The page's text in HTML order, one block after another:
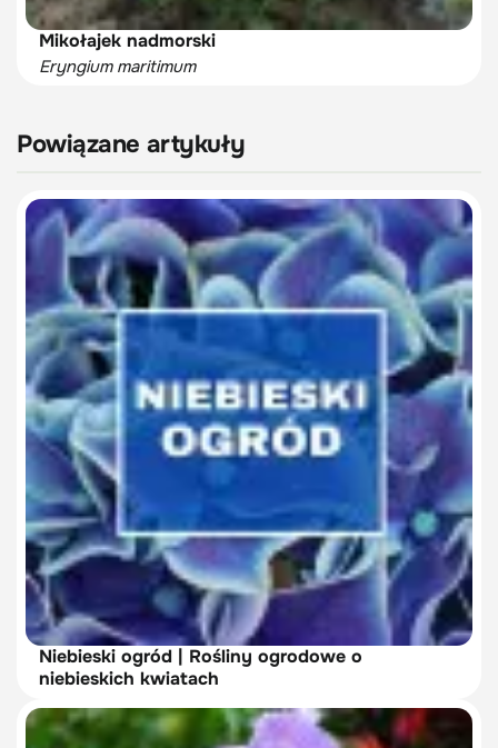
Mikołajek nadmorski
Eryngium maritimum
Powiązane artykuły
Niebieski ogród | Rośliny ogrodowe o
niebieskich kwiatach